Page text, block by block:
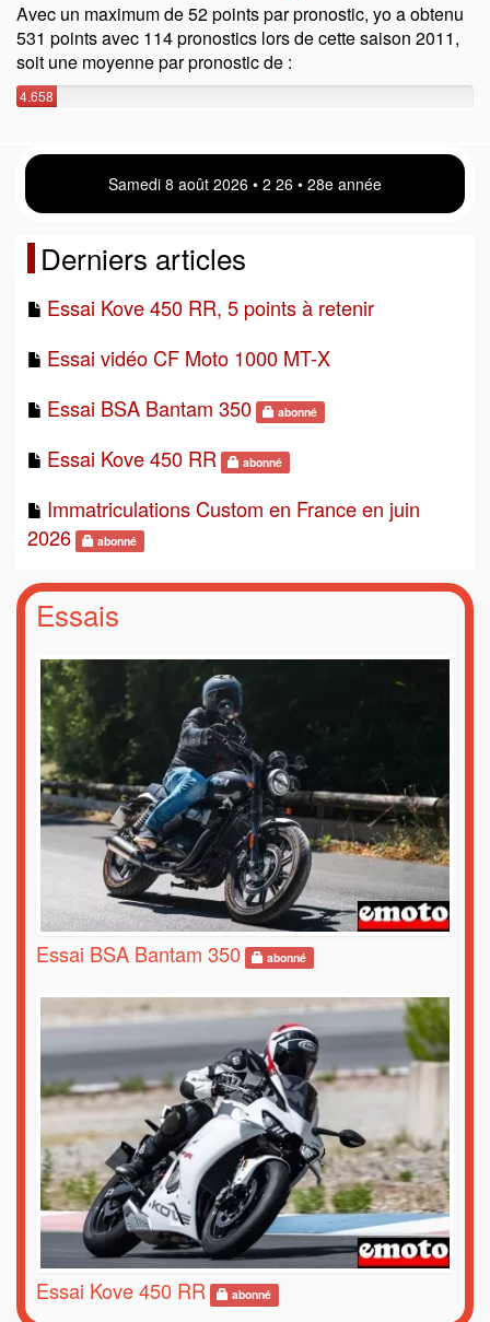
Avec un maximum de 52 points par pronostic, yo a obtenu
531 points avec 114 pronostics lors de cette saison 2011,
soit une moyenne par pronostic de :
4.658
Samedi 8 août 2026 • 2:26 • 28e année
Derniers articles
Essai Kove 450 RR, 5 points à retenir
Essai vidéo CF Moto 1000 MT-X
Essai BSA Bantam 350
abonné
Essai Kove 450 RR abonné
Immatriculations Custom en France en juin
2026
abonné
Essais
Essai BSA Bantam 350 abonné
Essai Kove 450 RR abonné